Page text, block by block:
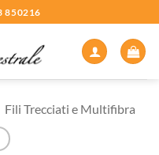
850216
Fili Trecciati e Multifibra